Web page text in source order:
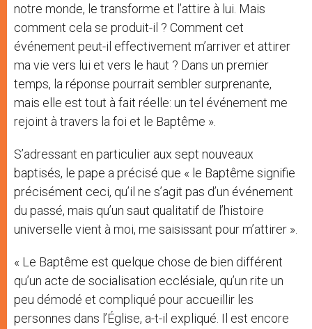
notre monde, le transforme et l’attire à lui. Mais
comment cela se produit-il ? Comment cet
événement peut-il effectivement m’arriver et attirer
ma vie vers lui et vers le haut ? Dans un premier
temps, la réponse pourrait sembler surprenante,
mais elle est tout à fait réelle: un tel événement me
rejoint à travers la foi et le Baptême ».
S’adressant en particulier aux sept nouveaux
baptisés, le pape a précisé que « le Baptême signifie
précisément ceci, qu’il ne s’agit pas d’un événement
du passé, mais qu’un saut qualitatif de l’histoire
universelle vient à moi, me saisissant pour m’attirer ».
« Le Baptême est quelque chose de bien différent
qu’un acte de socialisation ecclésiale, qu’un rite un
peu démodé et compliqué pour accueillir les
personnes dans l’Église, a-t-il expliqué. Il est encore